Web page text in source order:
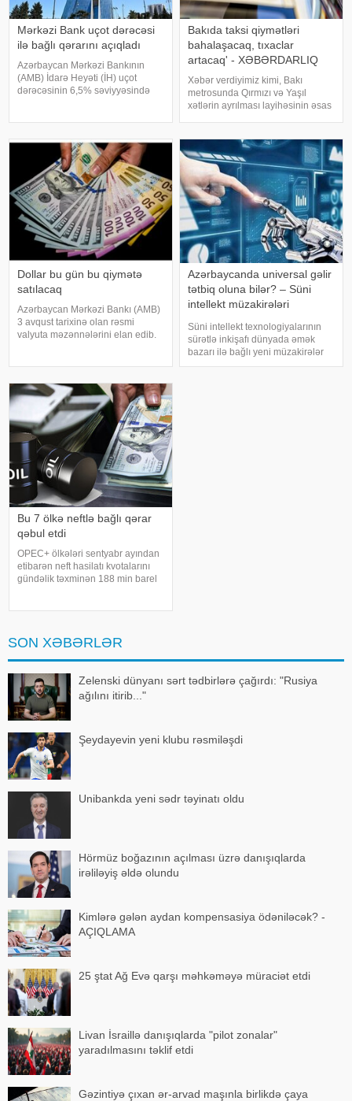
Mərkəzi Bank uçot dərəcəsi
ilə bağlı qərarını açıqladı
Azərbaycan Mərkəzi Bankının
(AMB) İdarə Heyəti (İH) uçot
dərəcəsinin 6,5% səviyyəsində
görə, faiz dəhlizinin aşağı həddi
5,5%, yuxar
Bakıda taksi qiymətləri
bahalaşacaq, tıxaclar
artacaq' - XƏBƏRDARLIQ
Xəbər verdiyimiz kimi, Bakı
metrosunda Qırmızı və Yaşıl
xətlərin ayrılması layihəsinin əsas
avqustun 15-dən "Nizami" və "28
May" stansiyalar
Dollar bu gün bu qiymətə
satılacaq
Azərbaycan Mərkəzi Bankı (AMB)
3 avqust tarixinə olan rəsmi
valyuta məzənnələrini elan edib.
qalaraq 1,700 manat təşkil edir
Azərbaycanda universal gəlir
tətbiq oluna bilər? – Süni
intellekt müzakirələri
Süni intellekt texnologiyalarının
sürətlə inkişafı dünyada əmək
bazarı ilə bağlı yeni müzakirələr
yaradıb. Bir çox ölkələrdə artıq
Bu 7 ölkə neftlə bağlı qərar
qəbul etdi
OPEC+ ölkələri sentyabr ayından
etibarən neft hasilatı kvotalarını
gündəlik təxminən 188 min barel
SON XƏBƏRLƏR
Zelenski dünyanı sərt tədbirlərə çağırdı: "Rusiya
ağılını itirib..."
Şeydayevin yeni klubu rəsmiləşdi
Unibankda yeni sədr təyinatı oldu
Hörmüz boğazının açılması üzrə danışıqlarda
irəliləyiş əldə olundu
Kimlərə gələn aydan kompensasiya ödəniləcək? -
AÇIQLAMA
25 ştat Ağ Evə qarşı məhkəməyə müraciət etdi
Livan İsraillə danışıqlarda "pilot zonalar"
yaradılmasını təklif etdi
Gəzintiyə çıxan ər-arvad maşınla birlikdə çaya